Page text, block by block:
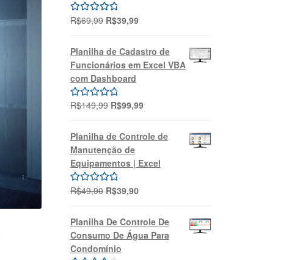
Avaliação
R$69,99 O
original
era:
R$69,99.
R$39,99O
é:
R$39,99.
Planilha de Cadastro de
Funcionários em Excel VBA
com Dashboard
Avaliação
R$149,99 O
original
era:
R$149,99.
R$99,99O
atual
é:
R$99,99.
Planilha de Controle de
Manutenção de
Equipamentos | Excel
Avaliação
R$49,90 O
original
era:
R$49,90.
R$39,90O
atual
é:
R$39,90.
Planilha De Controle De
Consumo De Água Para
Condomínio